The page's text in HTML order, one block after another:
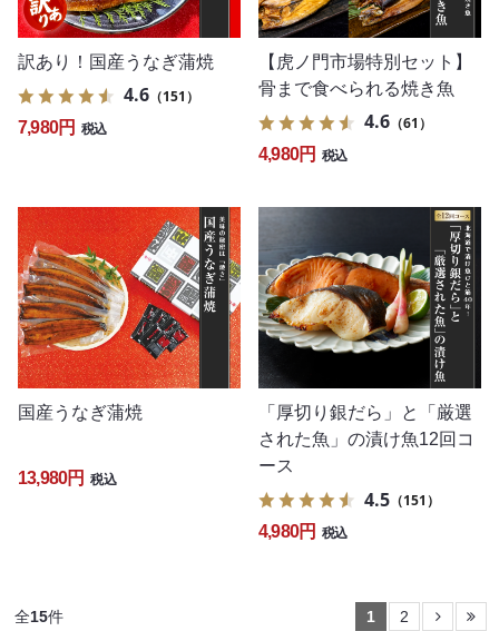
訳あり！国産うなぎ蒲焼
4.6 （151）
7,980円 税込
【虎ノ門市場特別セット】
骨まで食べられる焼き魚
4.6 （61）
4,980円 税込
国産うなぎ蒲焼
13,980円 税込
「厚切り銀だら」と「厳選
された魚」の漬け魚12回コ
ース
4.5 （151）
4,980円 税込
全15件 1 2